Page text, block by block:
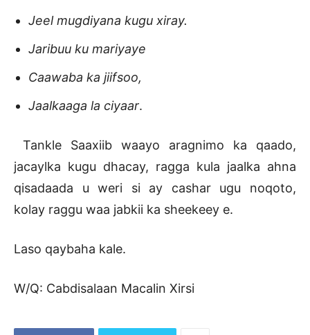
Jeel mugdiyana kugu xiray.
Jaribuu ku mariyaye
Caawaba ka jiifsoo,
Jaalkaaga la ciyaar.
Tankle Saaxiib waayo aragnimo ka qaado,
jacaylka kugu dhacay, ragga kula jaalka ahna
qisadaada u weri si ay cashar ugu noqoto,
kolay raggu waa jabkii ka sheekeey e.
Laso qaybaha kale.
W/Q: Cabdisalaan Macalin Xirsi